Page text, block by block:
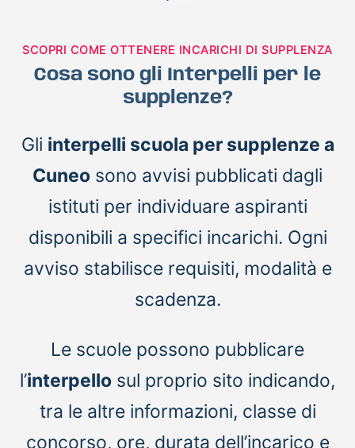
SCOPRI COME OTTENERE INCARICHI DI SUPPLENZA
Cosa sono gli Interpelli per le
supplenze?
Gli interpelli scuola per supplenze a
Cuneo sono avvisi pubblicati dagli
istituti per individuare aspiranti
disponibili a specifici incarichi. Ogni
avviso stabilisce requisiti, modalità e
scadenza.
Le scuole possono pubblicare
l’interpello sul proprio sito indicando,
tra le altre informazioni, classe di
concorso, ore, durata dell’incarico e